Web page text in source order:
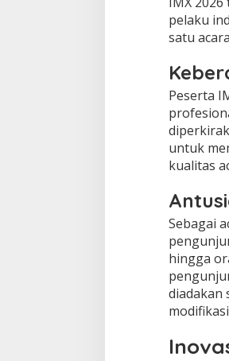
pelaku
satu
Peserta
untuk
kualitas
Sebagai
hingga
diadakan